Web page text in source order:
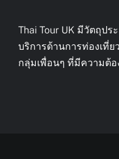
Thai Tour UK มีวัตถุป
บริการด้านการท่องเที่
กลุ่มเพื่อนๆ ที่มีความต้